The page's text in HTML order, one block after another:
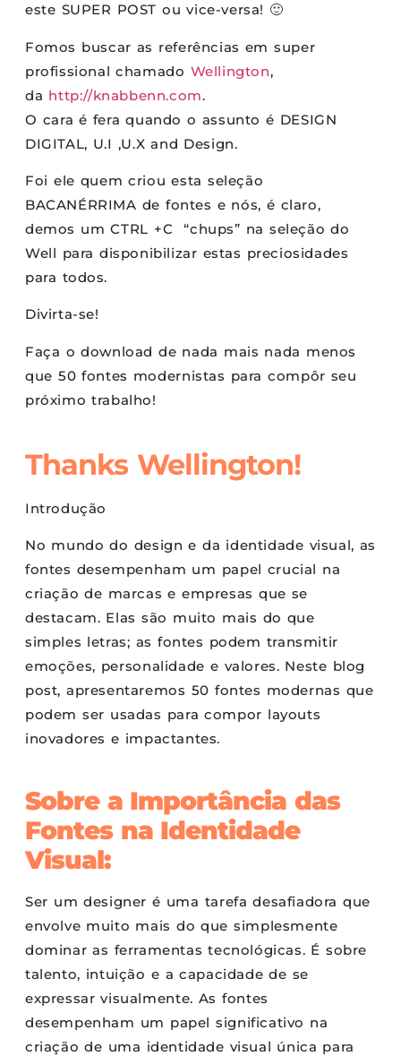
este SUPER POST ou vice-versa! 🙂
Fomos buscar as referências em super
profissional chamado Wellington,
da http://knabbenn.com.
O cara é fera quando o assunto é DESIGN
DIGITAL, U.I ,U.X and Design.
Foi ele quem criou esta seleção
BACANÉRRIMA de fontes e nós, é claro,
demos um CTRL +C “chups” na seleção do
Well para disponibilizar estas preciosidades
para todos.
Divirta-se!
Faça o download de nada mais nada menos
que 50 fontes modernistas para compôr seu
próximo trabalho!
Thanks Wellington!
Introdução
No mundo do design e da identidade visual, as
fontes desempenham um papel crucial na
criação de marcas e empresas que se
destacam. Elas são muito mais do que
simples letras; as fontes podem transmitir
emoções, personalidade e valores. Neste blog
post, apresentaremos 50 fontes modernas que
podem ser usadas para compor layouts
inovadores e impactantes.
Sobre a Importância das
Fontes na Identidade
Visual:
Ser um designer é uma tarefa desafiadora que
envolve muito mais do que simplesmente
dominar as ferramentas tecnológicas. É sobre
talento, intuição e a capacidade de se
expressar visualmente. As fontes
desempenham um papel significativo na
criação de uma identidade visual única para